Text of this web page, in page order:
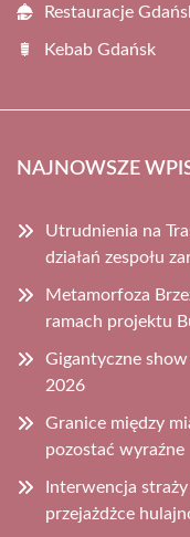
Restauracje
Kebab Gdańsk
NAJNOWSZE
Utrudnienia na
działań zespołu
Metamorfoza
ramach projektu
Gigantyczne
2026
Granice między
pozostać wyraźne
Interwencja
przejażdżce